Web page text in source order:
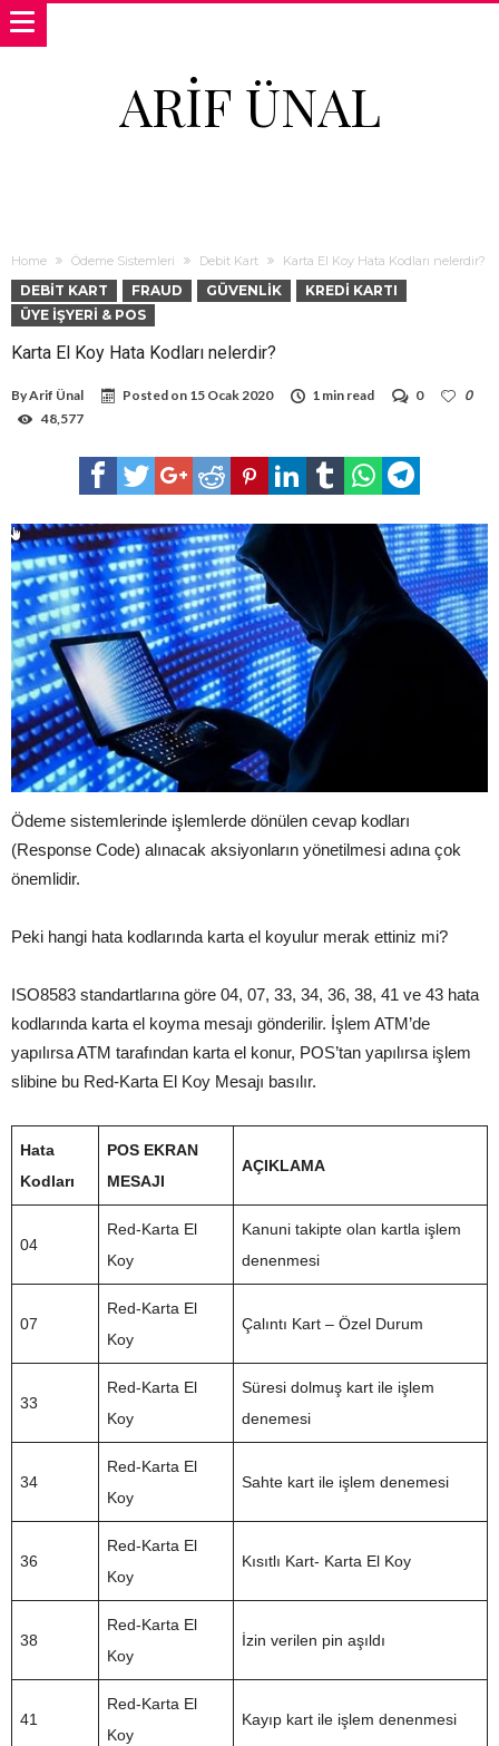
ARIF ÜNAL
Home Ödeme Sistemleri Debit Kart Karta El Koy Hata Kodları nelerdir?
DEBIT KART FRAUD GÜVENLIK
KREDI KARTI
ÜYE İŞYERI & POS
Karta El Koy Hata Kodları nelerdir?
ByArif Ünal Posted on 15 Ocak 2020 1 min read 0
0
48,577
Ödeme sistemlerinde işlemlerde dönülen cevap kodları
(Response Code) alınacak aksiyonların yönetilmesi adına çok
önemlidir.
Peki hangi hata kodlarında karta el koyulur merak ettiniz mi?
ISO8583 standartlarına göre 04, 07, 33, 34, 36, 38, 41 ve 43 hata
kodlarında karta el koyma mesajı gönderilir. İşlem ATM’de
yapılırsa ATM tarafından karta el konur, POS’tan yapılırsa işlem
slibine bu Red-Karta El Koy Mesajı basılır.
Hata
Kodları
POS EKRAN
MESAJI
AÇIKLAMA
04
Red-Karta El
Koy
Kanuni takipte olan kartla işlem
denenmesi
07
Red-Karta El
Koy
Çalıntı Kart – Özel Durum
33
Red-Karta El
Koy
Süresi dolmuş kart ile işlem
denemesi
34
Red-Karta El
Koy
Sahte kart ile işlem denemesi
36
Red-Karta El
Koy
Kısıtlı Kart- Karta El Koy
38
Red-Karta El
Koy
İzin verilen pin aşıldı
41
Red-Karta El
Koy
Kayıp kart ile işlem denenmesi